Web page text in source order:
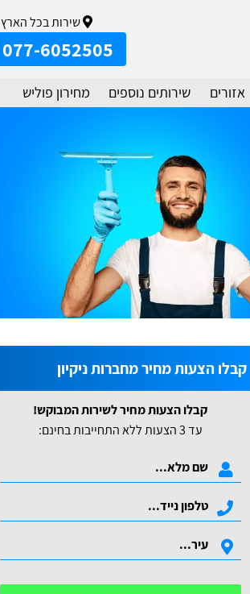
שירות בכל הארץ
077-6052505
אזורים שירותים נוספים מחירון פוליש
קבלו הצעות מחיר מחברות ניקיון
קבלו הצעות מחיר לשירות המבוקש!
עד 3 הצעות ללא התחייבות בחינם: